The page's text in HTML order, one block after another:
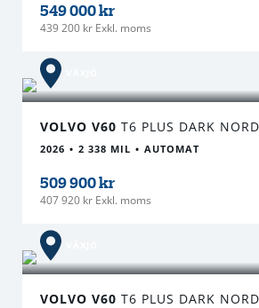
549 000 kr
439 200 kr Exkl. moms
VOLVO V60 T6 PLUS DARK
2026 2 338 MIL AUTOMAT
509 900 kr
407 920 kr Exkl. moms
VOLVO V60 T6 PLUS DARK